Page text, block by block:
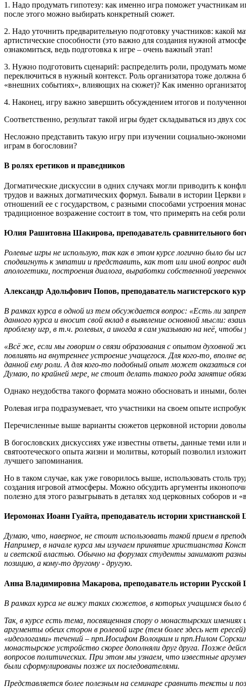
1. Надо продумать гипотезу: как именно игра поможет участникам
после этого можно выбирать конкретный сюжет.
2. Надо уточнить предварительную подготовку участников:
артистические способности (это важно для создания нужной
ознакомиться, ведь подготовка к игре – очень важный этап!
3. Нужно подготовить сценарий: распределить роли, продумать
переключиться в нужный контекст. Роль организатора тоже
«внешних событиях», влияющих на сюжет)? Как именно
4. Наконец, игру важно завершить обсуждением итогов и
Соответственно, результат такой игры будет складываться из
Несложно представить такую игру при изучении социально-
играм в богословии?
В ролях еретиков и праведников
Догматические дискуссии в одних случаях могли приводить к
трудов и важных догматических формул. Бывали в истории Церкви
отношений ее с государством, с разными способами устроения
традиционное возражение состоит в том, что примерять на себя
Юлия Рашитовна Шакирова, преподаватель сравнительного
Ролевые игры не использую, так как в этом курсе логично было бы
сподвигнуть к эмпатии и представить, как тот или иной вопрос
апологетики, построения диалога, выработки собственной
Александр Адольфович Попов, преподаватель магистерского
В рамках курса в одной из тем обсуждается вопрос: «Есть ли
данного курса и вносит свой вклад в выявление основной мысли:
проблему игр, в т.ч. ролевых, а иногда я сам указываю на неё,
«Всё же, если мы говорим о связи образования с опытом духовной
повлиять на внутреннее устроение учащегося. Для кого-то,
данной ему роли. А для кого-то подобный опыт может оказаться
Думаю, по крайней мере, не стоит делать такого рода занятие
Однако неудобства такого формата можно обосновать и иными,
Ролевая игра подразумевает, что участники на своем опыте
Перечисленные выше варианты сюжетов церковной истории
В богословских дискуссиях уже известны ответы, данные теми или
святоотеческого опыта жизни и молитвы, который позволил
лучшего запоминания.
Но в таком случае, как уже говорилось выше, использовать столь
создания игровой атмосферы. Можно обсудить аргументы
полезно для этого разыгрывать в деталях ход церковных соборов и
Иеромонах Иоанн Гуайта, преподаватель истории христианской
Думаю, что, наверное, не стоит использовать такой прием в
Например, в начале курса мы изучаем принятие христианства
и светской властью. Обычно на форумах студенты занимают
позицию, а кому-то другому - другую.
Анна Владимировна Макарова, преподаватель истории Русской
В рамках курса не вижу таких сюжетов, в которых учащимся было
Так, в курсе есть тема, посвященная спору о монастырских
аргументы обеих сторон в ролевой игре (тем более здесь нет
«идеологами» течений – прп.Иосифом Волоцким и прп.Нилом
монастырское устройство скорее дополняли друг друга. Позже
вопросов политических. При этом мы узнаем, что известные
были сформулированы позже их последователями.
Представляется более полезным на семинаре сравнить тексты и